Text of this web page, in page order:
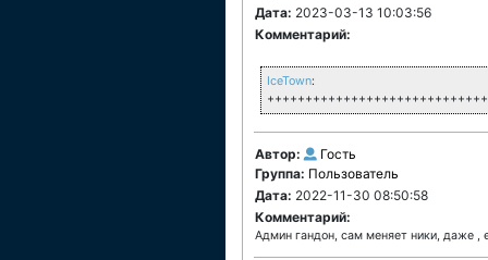
Дата: 2023-03-13 10:03:56
Комментарий:
IceTown:
Автор:
Гость
Группа: Пользователь
Дата: 2022-11-30 08:50:58
Комментарий:
Админ гандон, сам меняет ники, даже ,